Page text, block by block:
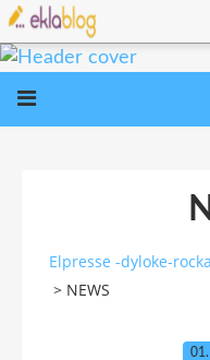
Elpresse -dyloke-
> NEWS